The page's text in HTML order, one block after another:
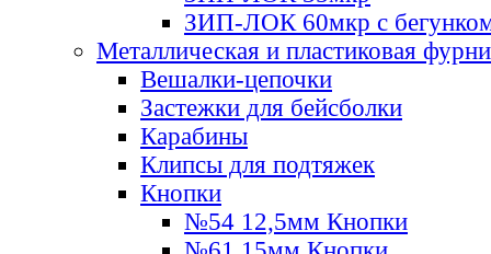
ЗИП-ЛОК 60мкр с
Металлическая и пластиковая
Вешалки-цепочки
Застежки для бейсболки
Карабины
Клипсы для подтяжек
Кнопки
№54 12,5мм Кнопки